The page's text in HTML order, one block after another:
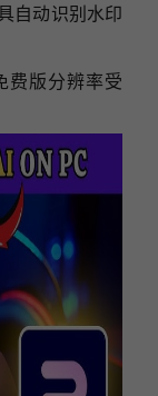
自动识别水印
费版分辨率受